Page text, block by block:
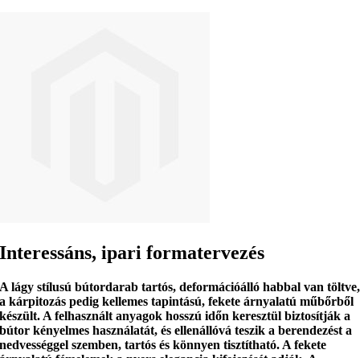
Interessáns, ipari formatervezés
A lágy stílusú bútordarab tartós, deformációálló habbal van töltve,
a kárpitozás pedig kellemes tapintású, fekete árnyalatú műbőrből
készült. A felhasznált anyagok hosszú időn keresztül biztosítják a
bútorkényelmes használatát, ésellenállóvá teszik a berendezést a
nedvességgel szemben, tartós és könnyen tisztítható. A fekete